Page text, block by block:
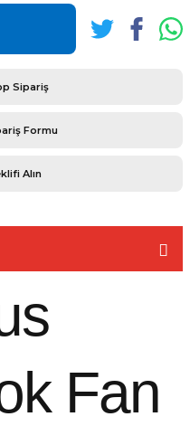
Sipariş
Formu
Alın
Fan